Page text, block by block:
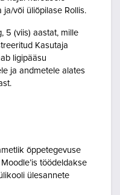
või üliõpilase Rollis.
5 (viis) aastat, mille
Kasutaja
ligipääsu
ja andmetele alates
õppetegevuse
töödeldakse
ülesannete